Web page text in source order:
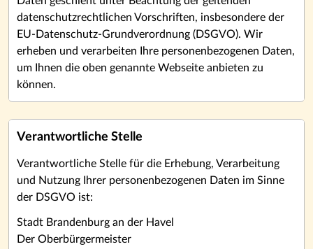
datenschutzrechtlichen Vorschriften, insbesondere der
EU-Datenschutz-Grundverordnung (DSGVO). Wir
erheben und verarbeiten Ihre personenbezogenen Daten,
um Ihnen die oben genannte Webseite anbieten zu
können.
Verantwortliche Stelle
Verantwortliche Stelle für die Erhebung, Verarbeitung
und Nutzung Ihrer personenbezogenen Daten im Sinne
der DSGVO ist:
Stadt Brandenburg an der Havel
Der Oberbürgermeister